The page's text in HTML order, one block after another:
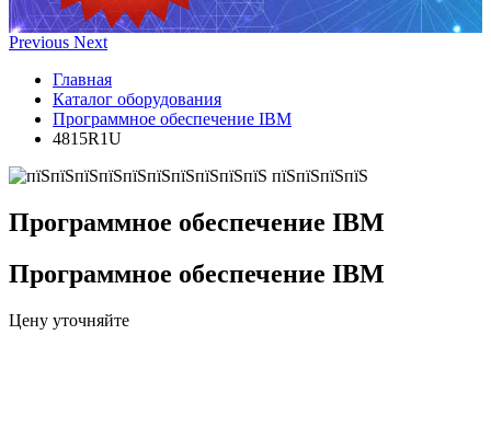
Previous Next
Главная
Каталог оборудования
Программное обеспечение IBM
4815R1U
Программное обеспечение IBM
Программное обеспечение IBM
Цену уточняйте